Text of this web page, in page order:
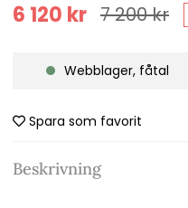
7 200kr
6 120 kr
Webblager, fåtal
Spara som favorit
Beskrivning